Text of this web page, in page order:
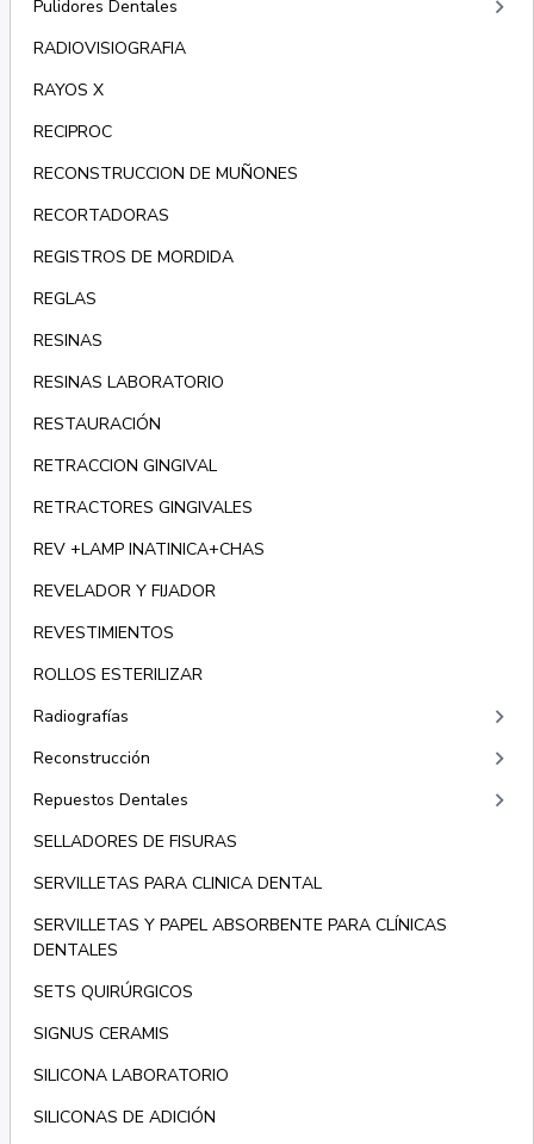
Pulidores Dentales keyboard_arrow_right
RADIOVISIOGRAFIA
RAYOS X
RECIPROC
RECONSTRUCCION DE MUÑONES
RECORTADORAS
REGISTROS DE MORDIDA
REGLAS
RESINAS
RESINAS LABORATORIO
RESTAURACIÓN
RETRACCION GINGIVAL
RETRACTORES GINGIVALES
REV +LAMP INATINICA+CHAS
REVELADOR Y FIJADOR
REVESTIMIENTOS
ROLLOS ESTERILIZAR
Radiografías
keyboard_arrow_right
Reconstrucción keyboard_arrow_right
Repuestos Dentales keyboard_arrow_right
SELLADORES DE FISURAS
SERVILLETAS PARA CLINICA DENTAL
SERVILLETAS Y PAPEL ABSORBENTE PARA CLÍNICAS
DENTALES
SETS QUIRÚRGICOS
SIGNUS CERAMIS
SILICONA LABORATORIO
SILICONAS DE ADICIÓN